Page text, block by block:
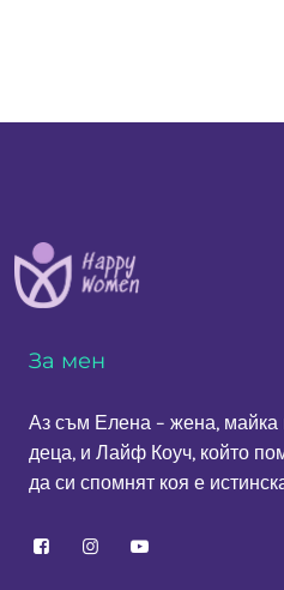
За мен
Аз съм Елена – жена, майка
деца, и Лайф Коуч, който
да си спомнят коя е